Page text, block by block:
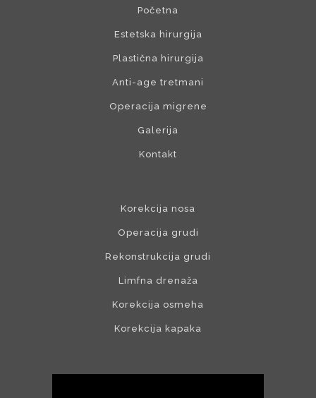
Početna
Estetska hirurgija
Plastična hirurgija
Anti-age tretmani
Operacija migrene
Galerija
Kontakt
Korekcija nosa
Operacija grudi
Rekonstrukcija grudi
Limfna drenaža
Korekcija osmeha
Korekcija kapaka